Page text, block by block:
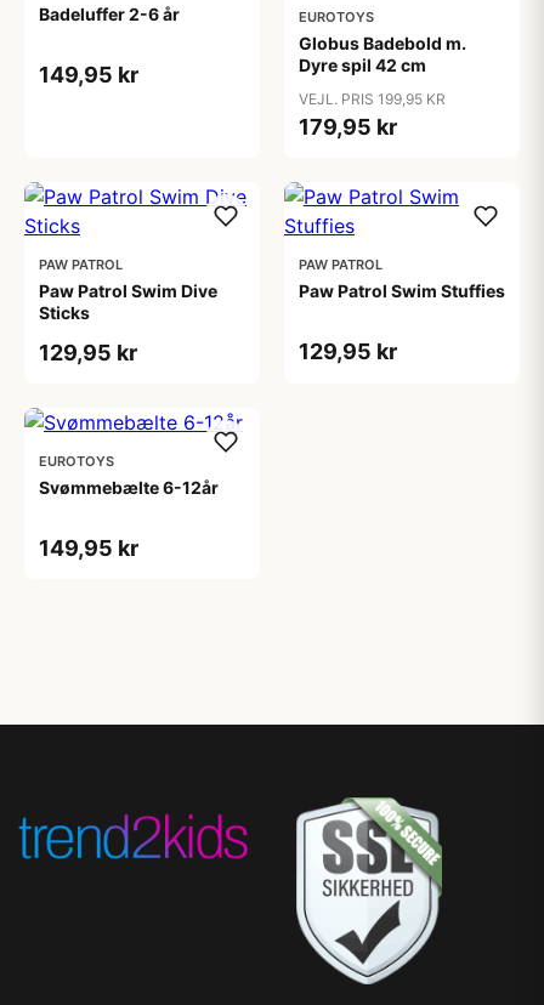
Badeluffer 2-6 år
149,95 kr
EUROTOYS
Globus Badebold m.
Dyre spil 42 cm
VEJL. PRIS 199,95 KR
179,95 kr
PAW PATROL
Paw Patrol Swim Dive
Sticks
129,95 kr
PAW PATROL
Paw Patrol Swim Stuffies
129,95 kr
EUROTOYS
Svømmebælte 6-12år
149,95 kr